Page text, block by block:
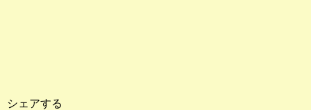
シェアする